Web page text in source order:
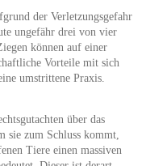
der Verletzungsgefahr
ungefähr drei von vier
können auf einer
Vorteile mit sich
umstrittene Praxis.
über das
zum Schluss kommt,
Tiere einen massiven